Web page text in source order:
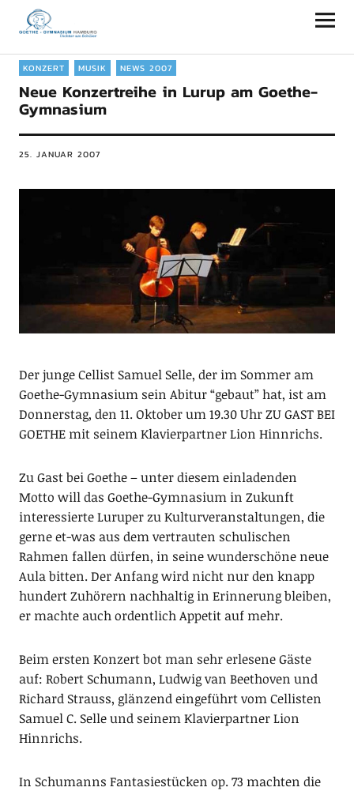
Goethe-Gymnasium Hamburg
KONZERT MUSIK NEWS 2007
Neue Konzertreihe in Lurup am Goethe-
Gymnasium
25. JANUAR 2007
Der junge Cellist Samuel Selle, der im Sommer am
Goethe-Gymnasium sein Abitur “gebaut” hat, ist am
Donnerstag, den 11. Oktober um 19.30 Uhr ZU GAST BEI
GOETHE mit seinem Klavierpartner Lion Hinnrichs.
Zu Gast bei Goethe – unter diesem einladenden
Motto will das Goethe-Gymnasium in Zukunft
interessierte Luruper zu Kulturveranstaltungen, die
gerne et-was aus dem vertrauten schulischen
Rahmen fallen dürfen, in seine wunderschöne neue
Aula bitten. Der Anfang wird nicht nur den knapp
hundert Zuhörern nachhaltig in Erinnerung bleiben,
er machte auch ordentlich Appetit auf mehr.
Beim ersten Konzert bot man sehr erlesene Gäste
auf: Robert Schumann, Ludwig van Beethoven und
Richard Strauss, glänzend eingeführt vom Cellisten
Samuel C. Selle und seinem Klavierpartner Lion
Hinnrichs.
In Schumanns Fantasiestücken op. 73 machten die